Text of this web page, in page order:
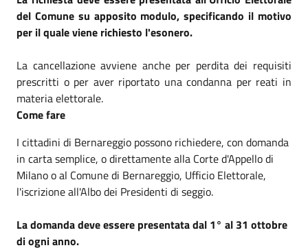
del Comune su apposito modulo, specificando il motivo
per il quale viene richiesto l'esonero.
La cancellazione avviene anche per perdita dei requisiti
prescritti o per aver riportato una condanna per reati in
materia elettorale.
Come fare
I cittadini di Bernareggio possono richiedere, con domanda
in carta semplice, o direttamente alla Corte d'Appello di
Milano o al Comune di Bernareggio, Ufficio Elettorale,
l'iscrizione all'Albo dei Presidenti di seggio.
La domanda deve essere presentata dal 1° al 31 ottobre
di ogni anno.